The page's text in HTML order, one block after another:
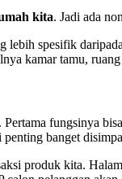
kita. Jadi ada
spesifik
kamar tamu,
fungsinya
penting banget
produk kita.